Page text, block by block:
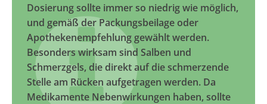
Dosierung sollte immer so niedrig wie möglich,
und gemäß der Packungsbeilage oder
Apothekenempfehlung gewählt werden.
Besonders wirksam sind Salben und
Schmerzgels, die direkt auf die schmerzende
Stelle am Rücken aufgetragen werden. Da
Medikamente Nebenwirkungen haben, sollte